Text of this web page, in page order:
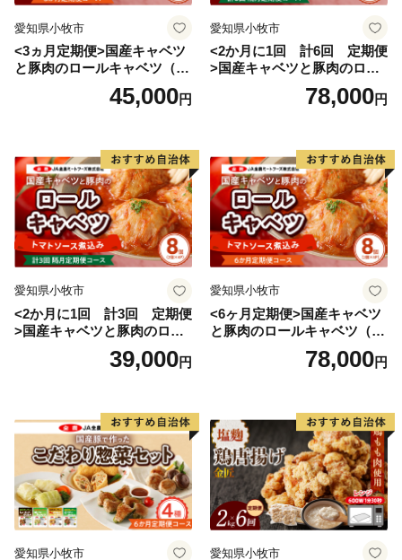
「“ぎばれ小値賀！”ふるさと寄附金」は、この魅力ある
小値賀町を後世に残すための取組みとして、小値賀のこ
ども達が様々なことにチャレンジできるようなプロジェ
クトや、英語教育の充実・海外修学旅行などといったこ
の貴重な資産である松や野崎島を未来へ残すための保全
対策事業、基幹産業の後継者対策等に活用させていただ
きます。
愛知県小牧市
<3ヵ月定期便>国産キャベツ
と豚肉のロールキャベツ（6P
45,000円
愛知県小牧市
<2か月に1回 計6回 定期便
>国産キャベツと豚肉のロー
ルキャベツ（4P入り）
78,000円
愛知県小牧市
<2か月に1回 計3回 定期便
>国産キャベツと豚肉のロー
ルキャベツ（4P入り）
39,000円
愛知県小牧市
<6ヶ月定期便>国産キャベツ
と豚肉のロールキャベツ（4P
78,000円
愛知県小牧市 愛知県小牧市